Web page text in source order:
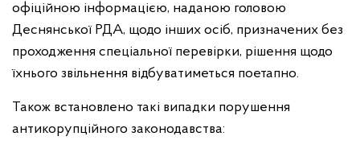
офіційною інформацією, наданою головою
Деснянської РДА, щодо інших осіб, призначених без
проходження спеціальної перевірки, рішення щодо
їхнього звільнення відбуватиметься поетапно.
Також встановлено такі випадки порушення
антикорупційного законодавства: